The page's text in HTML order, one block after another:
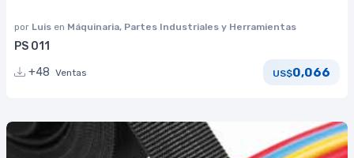
por Luis en Máquinaria, Partes Industriales y Herramientas
PS 011
+48 Ventas US$0,066